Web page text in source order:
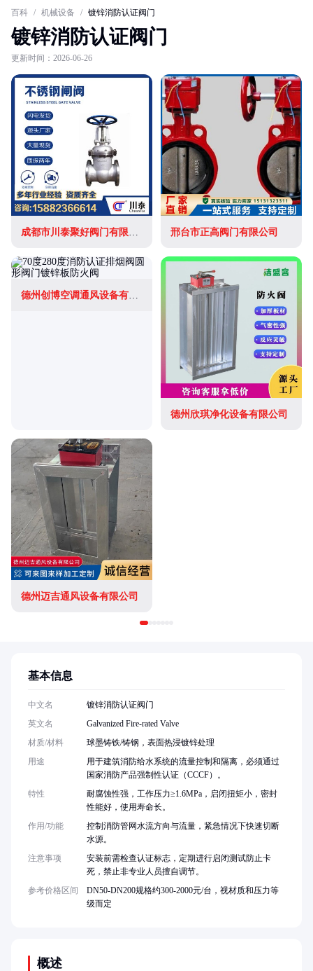
百科 / 机械设备 / 镀锌消防认证阀门
镀锌消防认证阀门
更新时间：2026-06-26
成都市川泰聚好阀门有限公司 邢台市正高阀门有限公司
德州创博空调通风设备有限公司
德州欣琪净化设备有限公司
德州迈吉通风设备有限公司
概述
基本信息
中文名
镀锌消防认证阀门
英文名
Galvanized Fire-rated Valve
材质/材料
球墨铸铁/铸钢，表面热浸镀锌处理
用途
用于建筑消防给水系统的流量控制和隔离，必须通过
国家消防产品强制性认证（CCCF）。
特性
耐腐蚀性强，工作压力≥1.6MPa，启闭扭矩小，密封
性能好，使用寿命长。
作用/功能
控制消防管网水流方向与流量，紧急情况下快速切断
水源。
注意事项
安装前需检查认证标志，定期进行启闭测试防止卡
死，禁止非专业人员擅自调节。
参考价格区间
DN50-DN200规格约300-2000元/台，视材质和压力等
级而定